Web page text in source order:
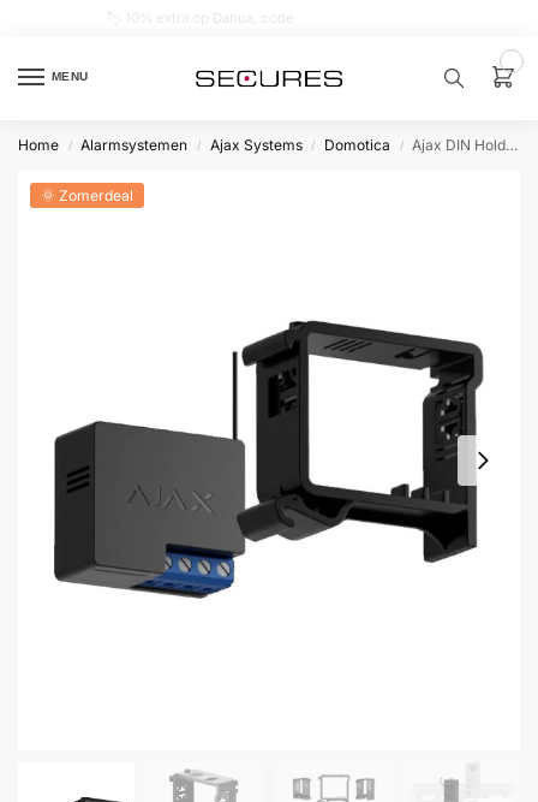
MENU
product…
samenstellen
Alarm
Home / Alarmsystemen / Ajax Systems / Domotica / Ajax DIN Holder voor Relay of WallSwitch
🌞 Zomerdeal